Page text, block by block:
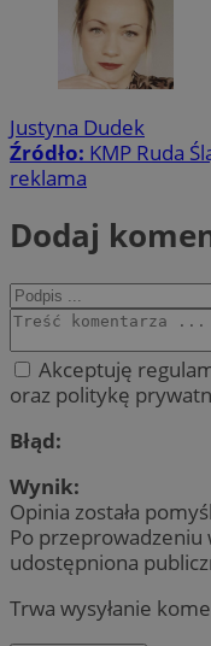
Justyna Dudek
Źródło: KMP Ruda
reklama
Dodaj
Akceptuję
oraz politykę
Błąd:
Wynik:
Opinia została
Po
udostępniona
Trwa wysyłanie